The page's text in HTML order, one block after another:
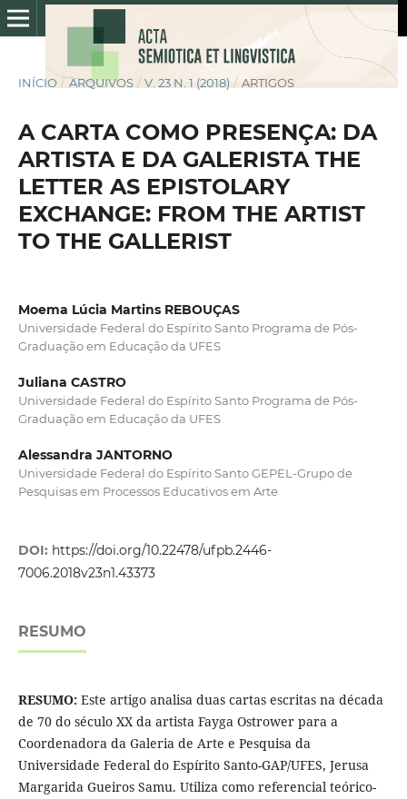
INÍCIO / ARQUIVOS / V. 23 N. 1 (2018) / ARTIGOS
A CARTA COMO PRESENÇA: DA
ARTISTA E DA GALERISTA THE
LETTER AS EPISTOLARY
EXCHANGE: FROM THE ARTIST
TO THE GALLERIST
Moema Lúcia Martins REBOUÇAS
Universidade Federal do Espírito Santo Programa de Pós-
Graduação em Educação da UFES
Juliana CASTRO
Universidade Federal do Espírito Santo Programa de Pós-
Graduação em Educação da UFES
Alessandra JANTORNO
Universidade Federal do Espírito Santo GEPEL-Grupo de
Pesquisas em Processos Educativos em Arte
DOI: https://doi.org/10.22478/ufpb.2446-
7006.2018v23n1.43373
RESUMO
RESUMO: Este artigo analisa duas cartas escritas na década
de 70 do século XX da artista Fayga Ostrower para a
Coordenadora da Galeria de Arte e Pesquisa da
Universidade Federal do Espírito Santo-GAP/UFES, Jerusa
Margarida Gueiros Samu. Utiliza como referencial teórico-